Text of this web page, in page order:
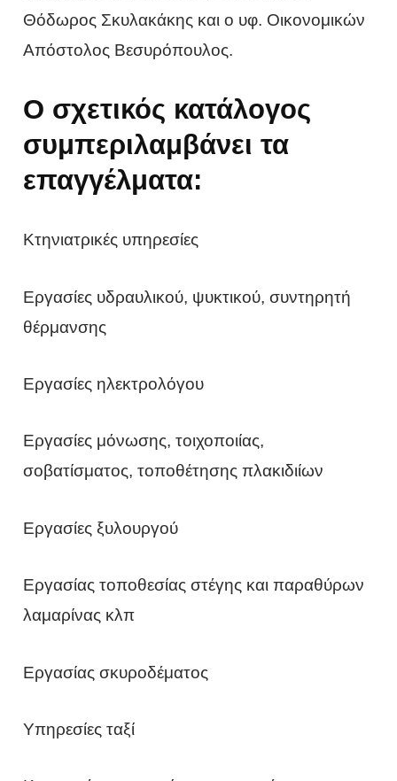
Θόδωρος Σκυλακάκης και ο υφ. Οικονομικών
Απόστολος Βεσυρόπουλος.
Ο σχετικός κατάλογος
συμπεριλαμβάνει τα
επαγγέλματα:
Κτηνιατρικές υπηρεσίες
Εργασίες υδραυλικού, ψυκτικού, συντηρητή
θέρμανσης
Εργασίες ηλεκτρολόγου
Εργασίες μόνωσης, τοιχοποιίας,
σοβατίσματος, τοποθέτησης πλακιδιίων
Εργασίες ξυλουργού
Εργασίας τοποθεσίας στέγης και παραθύρων
λαμαρίνας κλπ
Εργασίας σκυροδέματος
Υπηρεσίες ταξί